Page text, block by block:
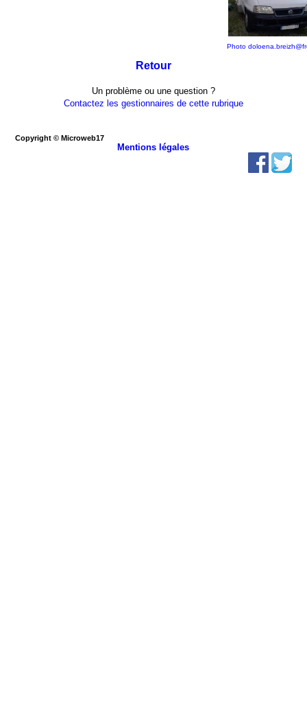
Photo
Retour
Un problème ou une question ?
Contactez les gestionnaires de cette rubrique
Copyright © Microweb17
Mentions légales